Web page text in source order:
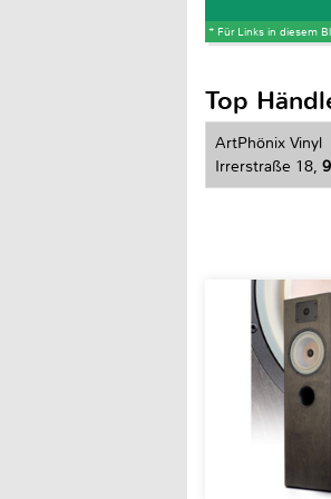
* Für Links in diesem
Top
ArtPhönix Vinyl
Irrerstraße 18,